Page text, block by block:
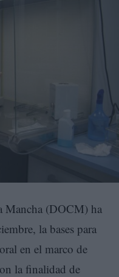
Mancha (DOCM) ha
la bases para
en el marco de
la finalidad de